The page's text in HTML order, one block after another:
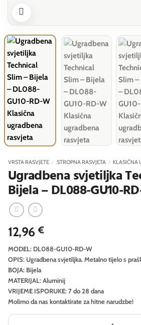
VRSTA RASVJETE / STROPNA RASVJETA / KLASIČNA
Ugradbena svjetiljka
Bijela – DL088-GU10-
12,96 €
MODEL: DL088-GU10-RD-W
OPIS: Ugradbena svjetiljka. Metalno tijelo s
BOJA: Bijela
MATERIJAL: Aluminij
VRIJEME ISPORUKE: 7 do 28 dana
Molimo da nas kontaktirate za hitne narudzbe!